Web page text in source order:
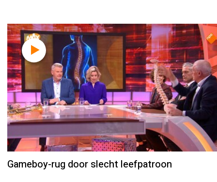
Gameboy-rug door slecht leefpatroon